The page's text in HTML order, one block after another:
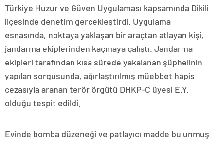
Türkiye Huzur ve Güven Uygulaması kapsamında Dikili
ilçesinde denetim gerçekleştirdi. Uygulama
esnasında, noktaya yaklaşan bir araçtan atlayan kişi,
jandarma ekiplerinden kaçmaya çalıştı. Jandarma
ekipleri tarafından kısa sürede yakalanan şüphelinin
yapılan sorgusunda, ağırlaştırılmış müebbet hapis
cezasıyla aranan terör örgütü DHKP-C üyesi E.Y.
olduğu tespit edildi.
Evinde bomba düzeneği ve patlayıcı madde bulunmuş